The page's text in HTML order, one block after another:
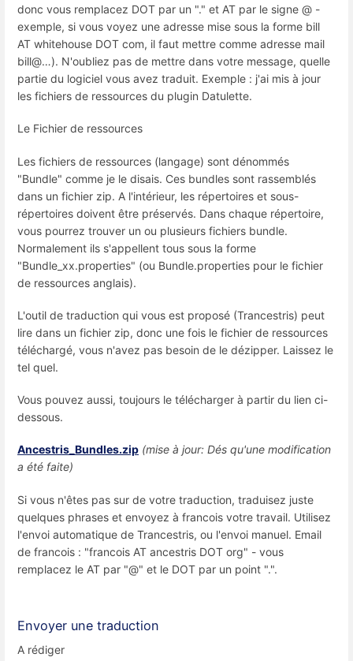
donc vous remplacez DOT par un "." et AT par le signe @ -
exemple, si vous voyez une adresse mise sous la forme bill
AT whitehouse DOT com, il faut mettre comme adresse mail
bill@…). N'oubliez pas de mettre dans votre message, quelle
partie du logiciel vous avez traduit. Exemple : j'ai mis à jour
les fichiers de ressources du plugin Datulette.
Le Fichier de ressources
Les fichiers de ressources (langage) sont dénommés
"Bundle" comme je le disais. Ces bundles sont rassemblés
dans un fichier zip. A l'intérieur, les répertoires et sous-
répertoires doivent être préservés. Dans chaque répertoire,
vous pourrez trouver un ou plusieurs fichiers bundle.
Normalement ils s'appellent tous sous la forme
"Bundle_xx.properties" (ou Bundle.properties pour le fichier
de ressources anglais).
L'outil de traduction qui vous est proposé (Trancestris) peut
lire dans un fichier zip, donc une fois le fichier de ressources
téléchargé, vous n'avez pas besoin de le dézipper. Laissez le
tel quel.
Vous pouvez aussi, toujours le télécharger à partir du lien ci-
dessous.
Ancestris_Bundles.zip (mise à jour: Dés qu'une modification
a été faite)
Si vous n'êtes pas sur de votre traduction, traduisez juste
quelques phrases et envoyez à francois votre travail. Utilisez
l'envoi automatique de Trancestris, ou l'envoi manuel. Email
de francois : "francois AT ancestris DOT org" - vous
remplacez le AT par "@" et le DOT par un point ".".
Envoyer une traduction
A rédiger